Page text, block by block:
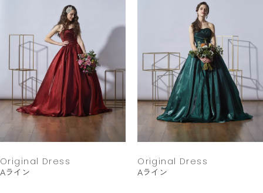
Original Dress
Aライン
Original Dress
Aライン